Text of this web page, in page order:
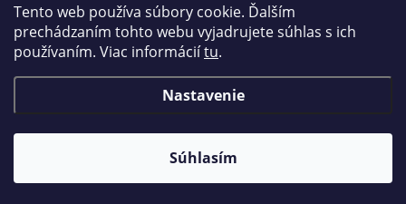
Tento web používa súbory cookie. Ďalším
prechádzaním tohto webu vyjadrujete súhlas s ich
používaním. Viac informáciítu.
Nastavenie
Súhlasím
O nákupe
Copyright 2026nanábytok.sk. Všetky práva vyhradené.